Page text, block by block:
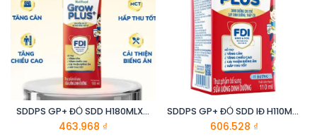
SDDPS GP+ ĐỎ SDD H180MLX48
463.968 ₫
SDDPS GP+ ĐỎ SDD IĐ H110MLX48_DCM
606.528 ₫